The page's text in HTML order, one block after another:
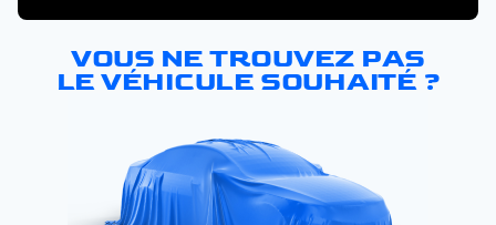
VOUS NE TROUVEZ PAS
LE VÉHICULE SOUHAITÉ ?